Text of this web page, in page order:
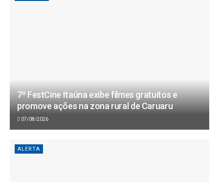
7º FestCine Itaúna exibe filmes gratuitos e
promove ações na zona rural de Caruaru
07/08/2026
ALERTA